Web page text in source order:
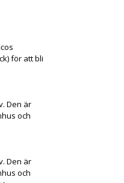
för att bli
Den är
och
Den är
och